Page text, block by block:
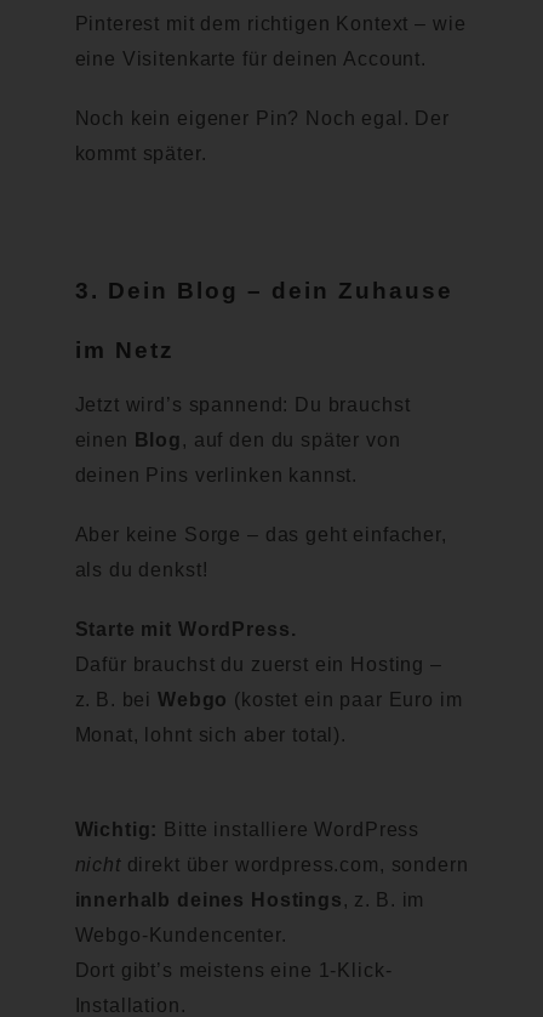
Pinterest mit dem richtigen Kontext – wie
eine Visitenkarte für deinen Account.
Noch kein eigener Pin? Noch egal. Der
kommt später.
3. Dein Blog – dein Zuhause
im Netz
Jetzt wird’s spannend: Du brauchst
einen
Blog , auf den du später von
deinen Pins verlinken kannst.
Aber keine Sorge – das geht einfacher,
als du denkst!
Starte mit WordPress.
Dafür brauchst du zuerst ein Hosting –
z. B. bei Webgo (kostet ein paar Euro im
Monat, lohnt sich aber total).
Wichtig: Bitte installiere WordPress
nichtdirekt über wordpress.com, sondern
innerhalb deines Hostings , z. B. im
Webgo-Kundencenter.
Dort gibt’s meistens eine 1-Klick-
Installation.